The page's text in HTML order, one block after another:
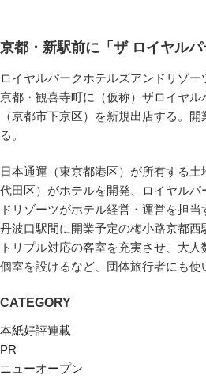
京都・新駅前に「ザ ロイヤルパ
ロイヤルパークホテルズアンドリゾー
京都・観喜寺町に（仮称）ザロイヤル
（京都市下京区）を新規出店する。
る。
日本通運（東京都港区）が所有する
代田区）がホテルを開発、ロイヤル
ドリゾーツがホテル経営・運営を担当
丹波口駅間に開業予定の梅小路京都西
トリプル対応の客室を充実させ、大
個室を設けるなど、団体旅行者にも使
CATEGORY
本紙好評連載
PR
ニューオープン